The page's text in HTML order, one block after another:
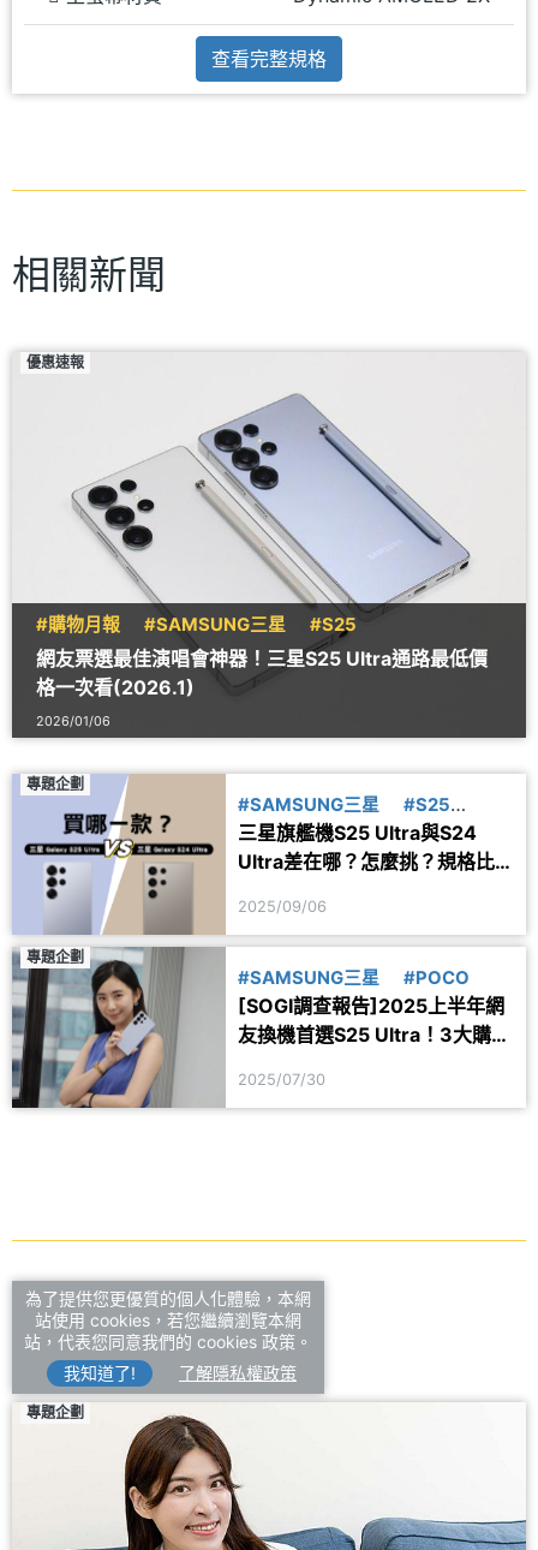
查看完整規格
相關新聞
優惠速報
#購物月報 #SAMSUNG三星 #S25
網友票選最佳演唱會神器！三星S25 Ultra通路最低價
格一次看(2026.1)
2026/01/06
專題企劃
#SAMSUNG三星
#S25
#S24
#PK
三星旗艦機S25 Ultra與S24
Ultra差在哪？怎麼挑？規格比
2025/09/06
專題企劃
#SAMSUNG三星 #POCO
[SOGI調查報告]2025上半年網
友換機首選S25 Ultra！3大購買
2025/07/30
特別推薦
專題企劃
為了提供您更優質的個人化體驗，本網
站使用 cookies，若您繼續瀏覽本網
站，代表您同意我們的 cookies 政策。
我知道了!
了解隱私權政策